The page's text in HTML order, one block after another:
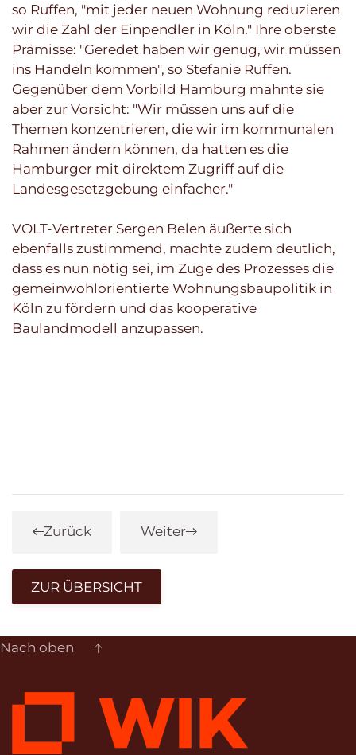
so Ruffen, "mit jeder neuen Wohnung reduzieren
wir die Zahl der Einpendler in Köln." Ihre oberste
Prämisse: "Geredet haben wir genug, wir müssen
ins Handeln kommen", so Stefanie Ruffen.
Gegenüber dem Vorbild Hamburg mahnte sie
aber zur Vorsicht: "Wir müssen uns auf die
Themen konzentrieren, die wir im kommunalen
Rahmen ändern können, da hatten es die
Hamburger mit direktem Zugriff auf die
Landesgesetzgebung einfacher."
VOLT-Vertreter Sergen Belen äußerte sich
ebenfalls zustimmend, machte zudem deutlich,
dass es nun nötig sei, im Zuge des Prozesses die
gemeinwohlorientierte Wohnungsbaupolitik in
Köln zu fördern und das kooperative
Baulandmodell anzupassen.
Zurück Weiter
ZUR ÜBERSICHT
Nach oben